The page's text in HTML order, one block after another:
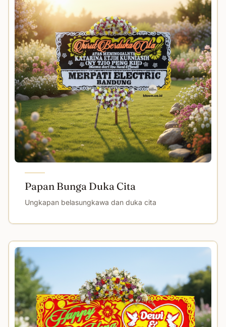
Papan Bunga Duka Cita
Ungkapan belasungkawa dan duka cita